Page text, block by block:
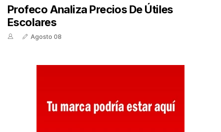
Profeco Analiza Precios De Útiles
Escolares
Agosto 08